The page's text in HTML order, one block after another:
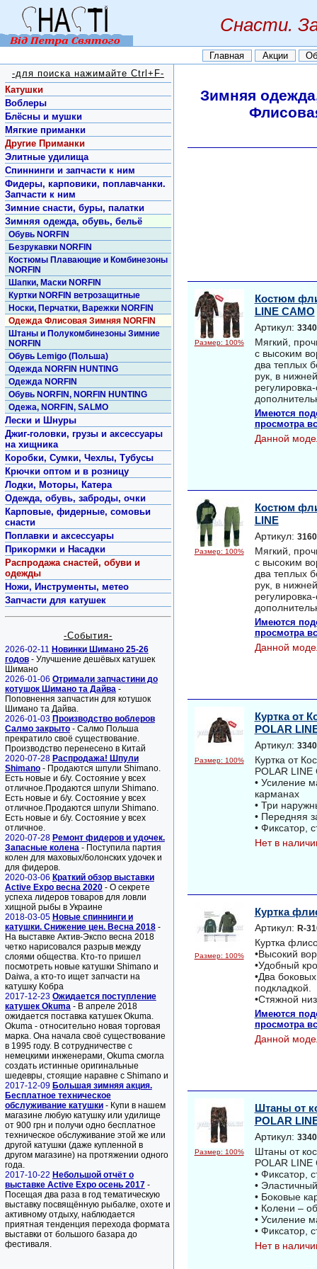
Снасти.
Главная Акции
Зимняя
Размер: 100%
Костюм
LINE CAMO
Артикул:
Мягкий,
с высоким
два теплых
рук, в
Имеются
просмотра
Данной
Размер: 100%
Костюм
LINE
Артикул:
Мягкий,
с высоким
два теплых
рук, в
Имеются
просмотра
Данной
Размер: 100%
Куртка от
POLAR
Артикул:
Куртка от
POLAR LINE
• Усиление
карманах
• Три
• Передняя
• Фиксатор,
Нет в
Размер: 100%
Куртка
Артикул: R-
Куртка
•Высокий
•Удобный
•Два
подкладкой.
•Стяжной
Имеются
просмотра
Данной
Размер: 100%
Штаны от
POLAR
Артикул:
Штаны от
POLAR LINE
• Фиксатор,
•
• Боковые
• Колени –
• Усиление
• Фиксатор,
Нет в
-для поиска нажимайте Ctrl+F-
Катушки
Воблеры
Блёсны и мушки
Мягкие приманки
Другие Приманки
Элитные удилища
Спиннинги и запчасти к ним
Фидеры, карповики, поплавчанки.
Запчасти к ним
Зимние снасти, буры, палатки
Зимняя одежда, обувь, бельё
Обувь NORFIN
Безрукавки NORFIN
Костюмы Плавающие и Комбинезоны
NORFIN
Шапки, Маски NORFIN
Куртки NORFIN ветрозащитные
Носки, Перчатки, Варежки NORFIN
Одежда Флисовая Зимняя NORFIN
Штаны и Полукомбинезоны Зимние
NORFIN
Обувь Lemigo (Польша)
Одежда NORFIN HUNTING
Одежда NORFIN
Обувь NORFIN, NORFIN HUNTING
Одежа, NORFIN, SALMO
Лески и Шнуры
Джиг-головки, грузы и аксессуары
на хищника
Коробки, Сумки, Чехлы, Тубусы
Крючки оптом и в розницу
Лодки, Моторы, Катера
Одежда, обувь, заброды, очки
Карповые, фидерные, сомовьи
снасти
Поплавки и аксессуары
Прикормки и Насадки
Распродажа снастей, обуви и
одежды
Ножи, Инструменты, метео
Запчасти для катушек
-События-
2026-02-11 Новинки Шимано 25-26
годов - Улучшение дешёвых катушек
Шимано
2026-01-06 Отримали запчастини до
котушок Шимано та Дайва -
Поповнення запчастин для котушок
Шимано та Дайва.
2026-01-03 Производство воблеров
Салмо закрыто - Салмо Польша
прекратило своё существование.
Производство перенесено в Китай
2020-07-28 Распродажа! Шпули
Shimano - Продаются шпули Shimano.
Есть новые и б/у. Состояние у всех
отличное.Продаются шпули Shimano.
Есть новые и б/у. Состояние у всех
отличное.Продаются шпули Shimano.
Есть новые и б/у. Состояние у всех
отличное.
2020-07-28 Ремонт фидеров и удочек.
Запасные колена - Поступила партия
колен для маховых/болонских удочек и
для фидеров.
2020-03-06 Краткий обзор выставки
Active Expo весна 2020 - О секрете
успеха лидеров товаров для ловли
хищной рыбы в Украине
2018-03-05 Новые спиннинги и
катушки. Снижение цен. Весна 2018 -
На выставке Актив-Экспо весна 2018
четко нарисовался разрыв между
слоями общества. Кто-то пришел
посмотреть новые катушки Shimano и
Daiwa, а кто-то ищет запчасти на
катушку Кобра
2017-12-23 Ожидается поступление
катушек Okuma - В апреле 2018
ожидается поставка катушек Okuma.
Okuma - относительно новая торговая
марка. Она начала своё существование
в 1995 году. В сотрудничестве с
немецкими инженерами, Okuma смогла
создать истинные оригинальные
шедевры, стоящие наравне с Shimano и
2017-12-09 Большая зимняя акция.
Бесплатное техническое
обслуживание катушки - Купи в нашем
магазине любую катушку или удилище
от 900 грн и получи одно бесплатное
техническое обслуживание этой же или
другой катушки (даже купленной в
другом магазине) на протяжении одного
года.
2017-10-22 Небольшой отчёт о
выставке Active Expo осень 2017 -
Посещая два раза в год тематическую
выставку посвящённую рыбалке, охоте и
активному отдыху, наблюдается
приятная тенденция перехода формата
выставки от большого базара до
фестиваля.